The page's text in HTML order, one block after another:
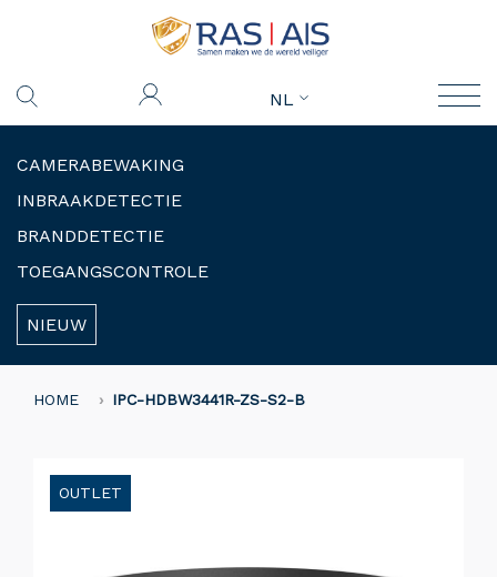
NL
CAMERABEWAKING
INBRAAKDETECTIE
BRANDDETECTIE
TOEGANGSCONTROLE
NIEUW
HOME IPC-HDBW3441R-ZS-S2-B
OUTLET